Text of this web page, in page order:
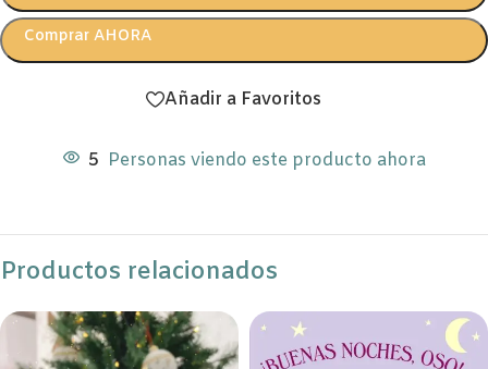
Comprar AHORA
Añadir a Favoritos
5 Personas viendo este producto ahora
Productos relacionados